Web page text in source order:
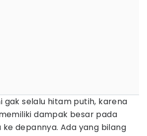
gak selalu hitam putih, karena
dampak besar pada
ke depannya. Ada yang bilang